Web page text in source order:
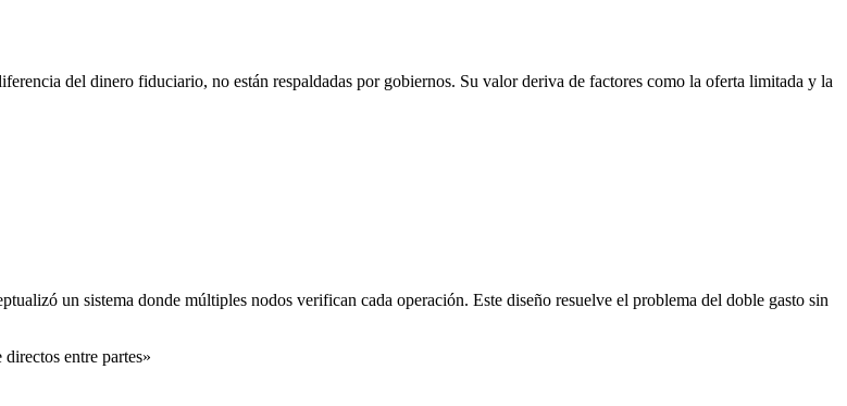
del dinero fiduciario, no están respaldadas por gobiernos. Su valor deriva de factores como la oferta limitada y la
un sistema donde múltiples nodos verifican cada operación. Este diseño resuelve el problema del doble gasto sin
directos entre partes»